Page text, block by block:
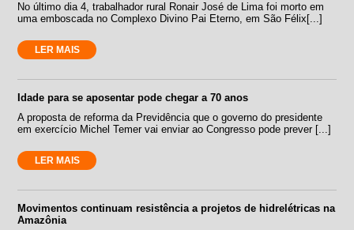
No último dia 4, trabalhador rural Ronair José de Lima foi morto em
uma emboscada no Complexo Divino Pai Eterno, em São Félix[...]
LER MAIS
Idade para se aposentar pode chegar a 70 anos
A proposta de reforma da Previdência que o governo do presidente
em exercício Michel Temer vai enviar ao Congresso pode prever [...]
LER MAIS
Movimentos continuam resistência a projetos de hidrelétricas na
Amazônia